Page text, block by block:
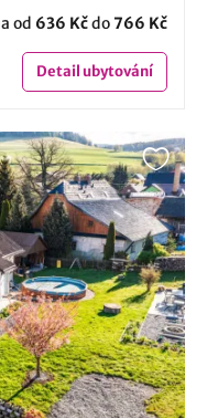
od 636 Kčdo766 Kč
Detailubytování